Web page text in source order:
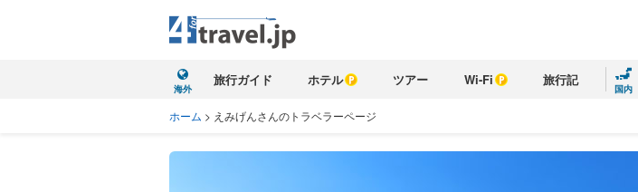
海外
旅行ガイド ホテル ツアー Wi-Fi 旅行記
国内
ホーム > えみげんさんのトラベラーページ